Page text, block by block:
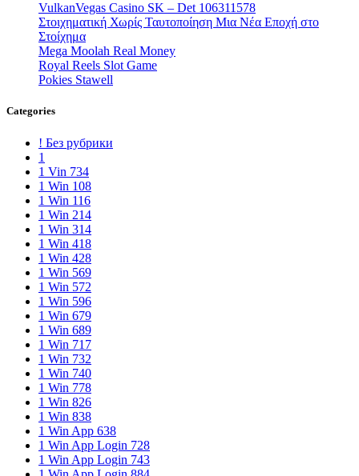
VulkanVegas Casino SK – Det 106311578
Στοιχηματική Χωρίς Ταυτοποίηση Μια Νέα Εποχή στο
Στοίχημα
Mega Moolah Real Money
Royal Reels Slot Game
Pokies Stawell
Categories
! Без рубрики
1
1 Vin 734
1 Win 108
1 Win 116
1 Win 214
1 Win 314
1 Win 418
1 Win 428
1 Win 569
1 Win 572
1 Win 596
1 Win 679
1 Win 689
1 Win 717
1 Win 732
1 Win 740
1 Win 778
1 Win 826
1 Win 838
1 Win App 638
1 Win App Login 728
1 Win App Login 743